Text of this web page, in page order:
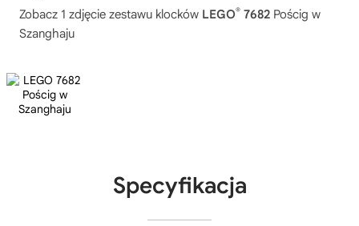
Zobacz 1 zdjęcie zestawu klocków LEGO® 7682 Pościg w
Szanghaju
Specyfikacja